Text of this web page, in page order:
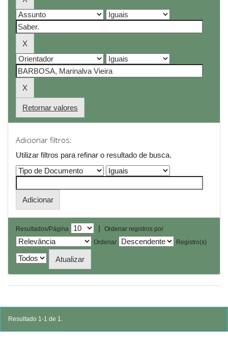
Retornar valores
Adicionar filtros:
Utilizar filtros para refinar o resultado de busca.
Resultados/Página |
Ordenar registros por
Ordenar
Registro(s)
Resultado 1-1 de 1.